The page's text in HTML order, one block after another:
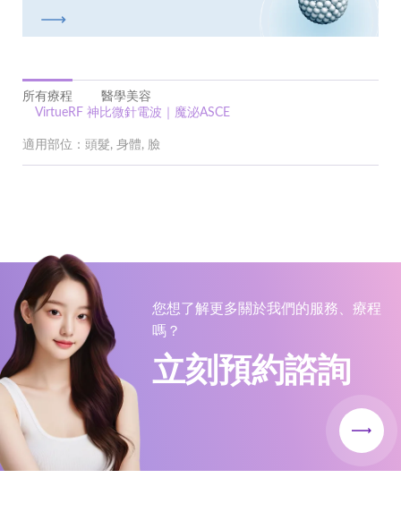
所有療程
醫學美容
VirtueRF 神比微針電波｜魔泌ASCE
適用部位：頭髮, 身體, 臉
您想了解更多關於我們的服務、療程
嗎？
立刻預約諮詢